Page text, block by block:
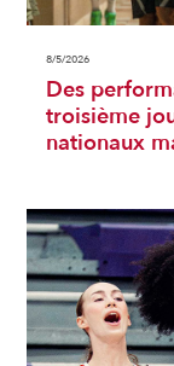
8/5/2026
Des
troisième
nationaux